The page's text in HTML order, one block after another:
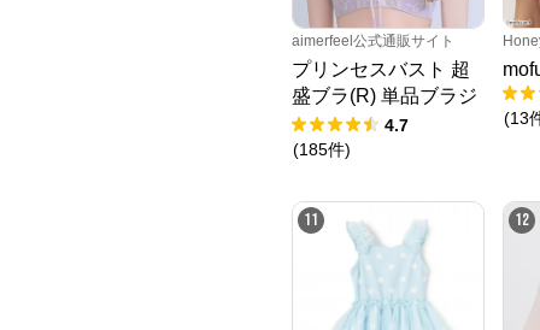
aimerfeel公式通販サイト
プリンセスバスト 超
盛ブラ(R) 単品ブラジ
ャー
4.7
(185件)
(13
11 12